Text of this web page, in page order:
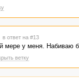
в ответ на #13
мере у меня. Набиваю
ветку